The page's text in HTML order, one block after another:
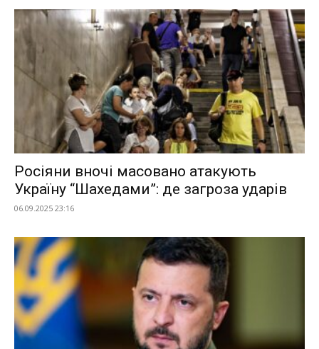
Росіяни вночі масовано атакують
Україну “Шахедами”: де загроза ударів
06.09.2025 23:16